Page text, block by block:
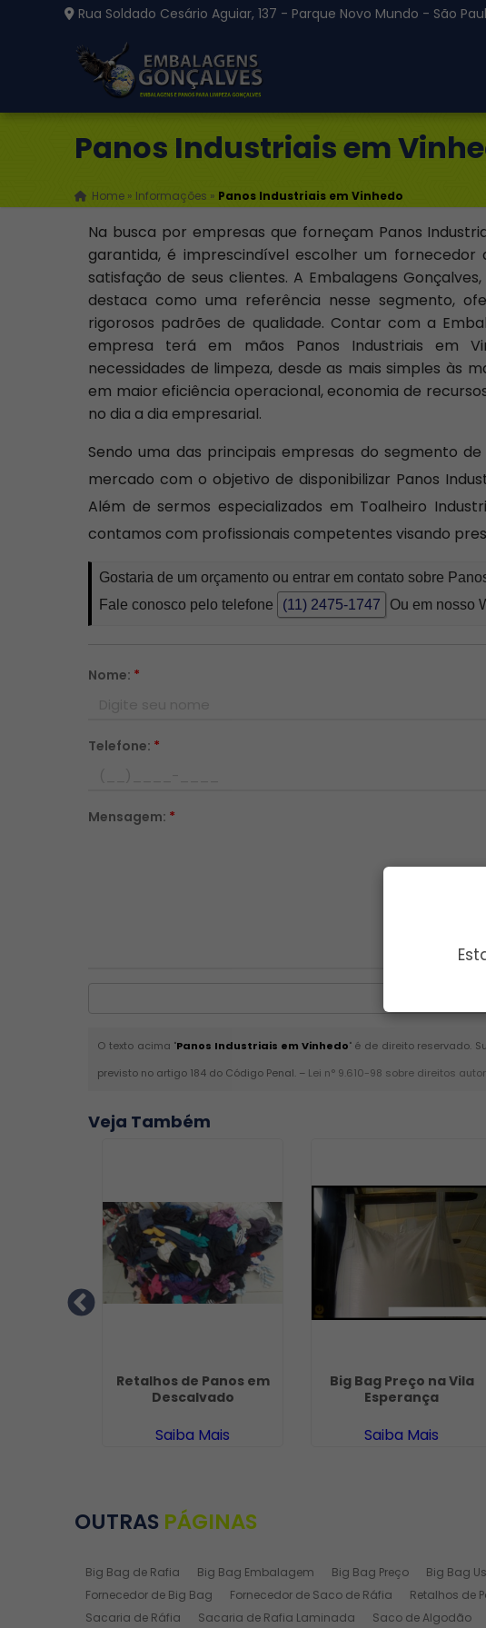
Rua Soldado Cesário Aguiar, 137 - Parque Novo Mundo - São
Panos Industriais em
Home » Informações » Panos Industriais em Vinhedo
Na busca por empresas que forneçam Panos
garantida, é imprescindível escolher um
satisfação de seus clientes. A Embalagens
destaca como uma referência nesse segmento,
rigorosos padrões de qualidade. Contar com a
empresa terá em mãos Panos Industriais em
necessidades de limpeza, desde as mais simples às
em maior eficiência operacional, economia de
no dia a dia empresarial.
Sendo uma das principais empresas do segmento
mercado com o objetivo de disponibilizar Panos
Além de sermos especializados em Toalheiro
contamos com profissionais competentes visando
Gostaria de um orçamento ou entrar em contato sobre
Fale conosco pelo telefone
(11) 2475-1747 Ou em nosso
Nome: *
Telefone: *
Mensagem: *
O texto acima "Panos Industriais em Vinhedo" é de direito reservado.
previsto no artigo 184 do Código Penal. – Lei n° 9.610-98 sobre direitos
Veja Também
Retalhos de Panos em
Descalvado
Saiba Mais
Big Bag Preço na Vila
Esperança
Saiba Mais
OUTRAS PÁGINAS
Big Bag de Rafia Big Bag Embalagem Big Bag Preço Big Bag
Fornecedor de Big Bag
Fornecedor de Saco de Ráfia Retalhos de
Sacaria de Ráfia
Sacaria de Rafia Laminada Saco de Algodão